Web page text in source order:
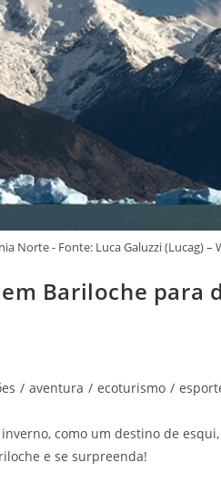
Norte - Fonte: Luca Galuzzi (Lucag) –
Bariloche para
/ aventura / ecoturismo /
como um destino de
e se surpreenda!